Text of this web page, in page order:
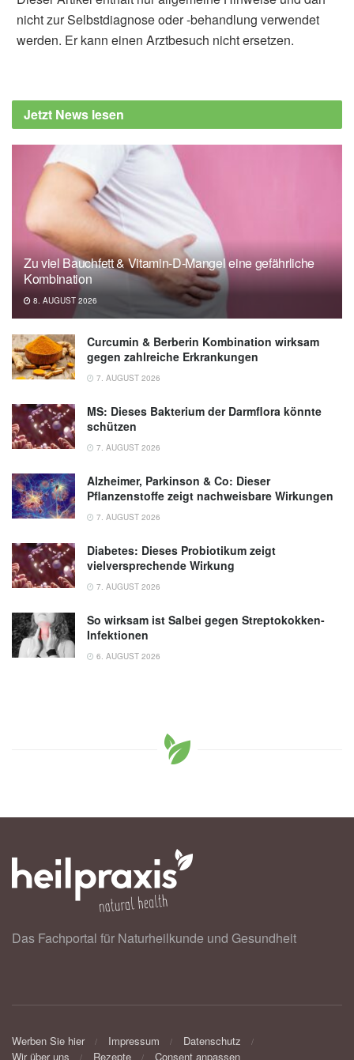
nicht zur Selbstdiagnose oder -behandlung verwendet
werden. Er kann einen Arztbesuch nicht ersetzen.
Jetzt News lesen
Zu viel Bauchfett & Vitamin-D-Mangel eine gefährliche
Kombination
8. AUGUST 2026
Curcumin & Berberin Kombination wirksam
gegen zahlreiche Erkrankungen
7. AUGUST 2026
MS: Dieses Bakterium der Darmflora könnte
schützen
7. AUGUST 2026
Alzheimer, Parkinson & Co: Dieser
Pflanzenstoffe zeigt nachweisbare Wirkungen
7. AUGUST 2026
Diabetes: Dieses Probiotikum zeigt
vielversprechende Wirkung
7. AUGUST 2026
So wirksam ist Salbei gegen Streptokokken-
Infektionen
6. AUGUST 2026
Das Fachportal für Naturheilkunde und Gesundheit
Werben Sie hier Impressum
Datenschutz
Wir über uns
Rezepte Consent anpassen